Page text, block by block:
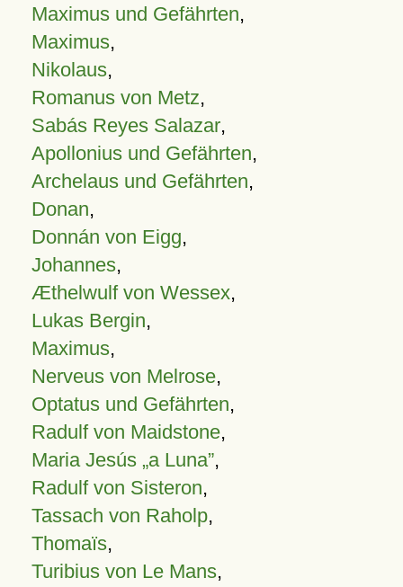
Maximus und Gefährten,
Maximus,
Nikolaus,
Romanus von Metz,
Sabás Reyes Salazar,
Apollonius und Gefährten,
Archelaus und Gefährten,
Donan,
Donnán von Eigg,
Johannes,
Æthelwulf von Wessex,
Lukas Bergin,
Maximus,
Nerveus von Melrose,
Optatus und Gefährten,
Radulf von Maidstone,
Maria Jesús „a Luna”,
Radulf von Sisteron,
Tassach von Raholp,
Thomaïs,
Turibius von Le Mans,